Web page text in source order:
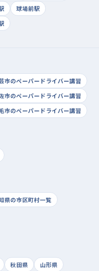
球場前駅
市のペーパードライバー講習
市のペーパードライバー講習
市のペーパードライバー講習
県の市区町村一覧
秋田県
山形県